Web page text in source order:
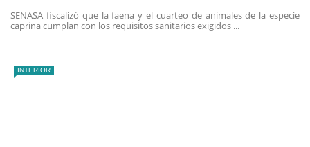
SENASA fiscalizó que la faena y el cuarteo de animales de la especie
caprina cumplan con los requisitos sanitarios exigidos ...
INTERIOR